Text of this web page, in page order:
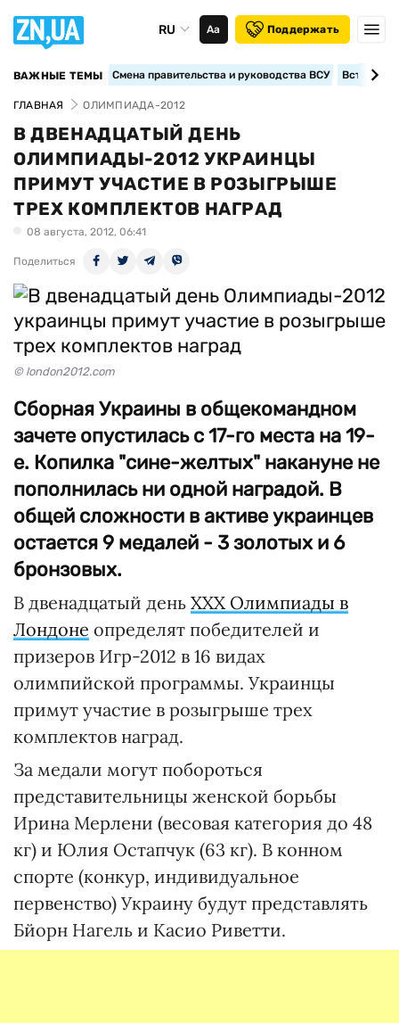
RU Аа Поддержать
ВАЖНЫЕ ТЕМЫ Смена правительства и руководства ВСУ
ГЛАВНАЯ ОЛИМПИАДА-2012
В ДВЕНАДЦАТЫЙ ДЕНЬ
ОЛИМПИАДЫ-2012 УКРАИНЦЫ
ПРИМУТ УЧАСТИЕ В РОЗЫГРЫШЕ
ТРЕХ КОМПЛЕКТОВ НАГРАД
08 августа, 2012, 06:41
Поделиться
© london2012.com
Сборная Украины в общекомандном
зачете опустилась с 17-го места на 19-
е. Копилка "сине-желтых" накануне не
пополнилась ни одной наградой. В
общей сложности в активе украинцев
остается 9 медалей - 3 золотых и 6
бронзовых.
В двенадцатый день ХХХ Олимпиады в
Лондоне определят победителей и
призеров Игр-2012 в 16 видах
олимпийской программы. Украинцы
примут участие в розыгрыше трех
комплектов наград.
За медали могут побороться
представительницы женской борьбы
Ирина Мерлени (весовая категория до 48
кг) и Юлия Остапчук (63 кг). В конном
спорте (конкур, индивидуальное
первенство) Украину будут представлять
Бйорн Нагель и Касио Риветти.